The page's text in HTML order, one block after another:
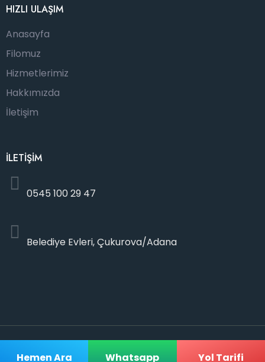
HIZLI ULAŞIM
Anasayfa
Filomuz
Hizmetlerimiz
Hakkımızda
İletişim
İLETİŞİM
0545 100 29 47
Belediye Evleri, Çukurova/Adana
Hemen Ara Whatsapp Yol Tarifi